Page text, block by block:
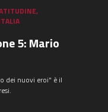
,
5: Mario
dei nuovi eroi" è il